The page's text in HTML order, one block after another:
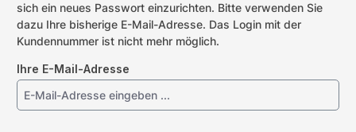
sich ein neues Passwort einzurichten. Bitte verwenden Sie
dazu Ihre bisherige E-Mail-Adresse. Das Login mit der
Kundennummer ist nicht mehr möglich.
Ihre E-Mail-Adresse